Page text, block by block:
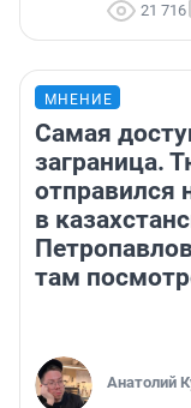
21 716
МНЕНИЕ
Самая
заграница.
отправился
в
там
Анатолий